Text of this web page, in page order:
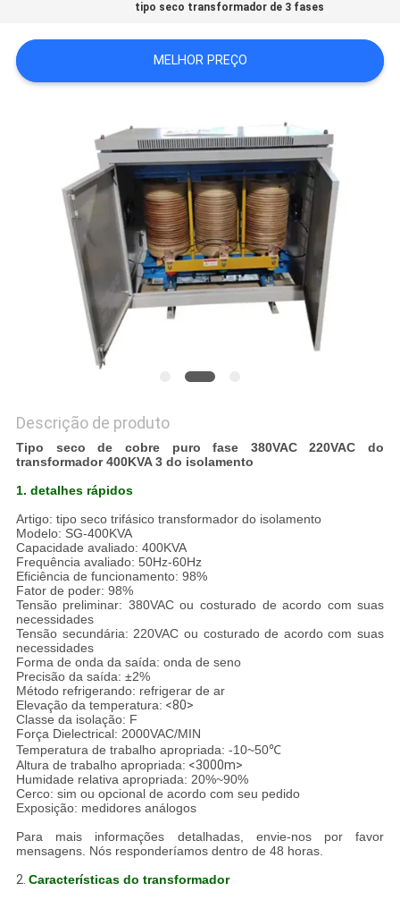
UM
ORÇAMENTO
POLÍTICA
PRIVACIDADE
tipo seco transformador de 3 fases
MELHOR PREÇO
Descrição de produto
Tipo seco de cobre puro fase 380VAC 220VAC do
transformador 400KVA 3 do isolamento
1. detalhes rápidos
Artigo: tipo seco trifásico transformador do isolamento
Modelo: SG-400KVA
Capacidade avaliado: 400KVA
Frequência avaliado: 50Hz-60Hz
Eficiência de funcionamento: 98%
Fator de poder: 98%
Tensão preliminar: 380VAC ou costurado de acordo com suas
necessidades
Tensão secundária: 220VAC ou costurado de acordo com suas
necessidades
Forma de onda da saída: onda de seno
Precisão da saída: ±2%
Método refrigerando: refrigerar de ar
Elevação da temperatura: <80>
Classe da isolação: F
Força Dielectrical: 2000VAC/MIN
Temperatura de trabalho apropriada: -10~50℃
Altura de trabalho apropriada: <3000m>
Humidade relativa apropriada: 20%~90%
Cerco: sim ou opcional de acordo com seu pedido
Exposição: medidores análogos
Para mais informações detalhadas, envie-nos por favor
mensagens. Nós responderíamos dentro de 48 horas.
2. Características do transformador